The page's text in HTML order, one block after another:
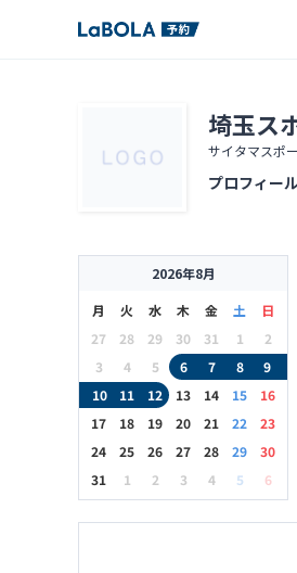
埼玉ス
サイタマスポ
プロフィー
2026年8月
月
火 水 木 金 土
日
27
28 29 30 31 1
2
3
4 5 6 7 8
9
10
11 12 13 14 15
16
17
18 19 20 21 22
23
24
25 26 27 28 29
30
31
1 2 3 4 5 6